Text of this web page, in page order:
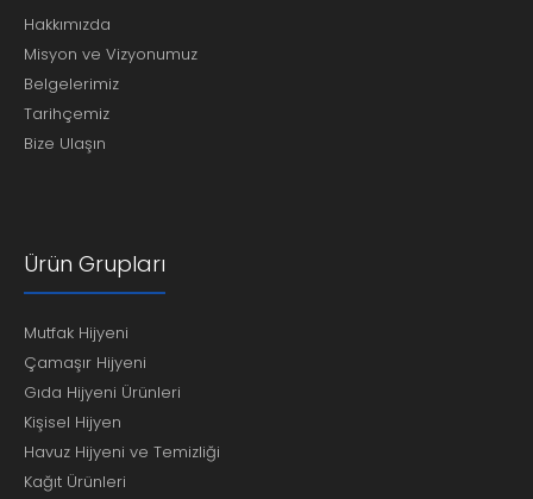
Hakkımızda
Misyon ve Vizyonumuz
Belgelerimiz
Tarihçemiz
Bize Ulaşın
Ürün Grupları
Mutfak Hijyeni
Çamaşır Hijyeni
Gıda Hijyeni Ürünleri
Kişisel Hijyen
Havuz Hijyeni ve Temizliği
Kağıt Ürünleri